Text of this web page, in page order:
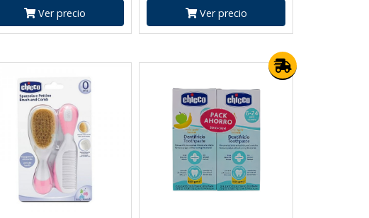
Ver precio Ver precio